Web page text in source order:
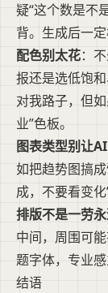
疑“这个数是不
背。生成后一
配色别太花：
报还是选低饱
对我路子，但
业”色板。
图表类型别让
如把趋势图搞
成，不要看变
排版不是一劳
中间，周围可
题字体，专业感
结语